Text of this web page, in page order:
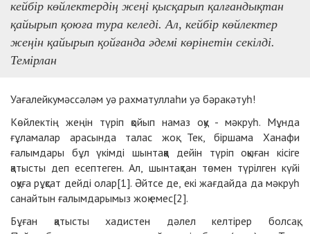
кейбір көйлектердің жеңі қысқарып қалғандықтан
қайырып қоюға тура келеді. Ал, кейбір көйлектер
жеңін қайырып қойғанда əдемі көрінетін секілді.
Темірлан
Уағалейкумәссәләм уә рахматуллаһи уә бәракәтуһ!
Көйлектің жеңін түріп қойып намаз оқу - мәкруһ. Мұнда
ғұламалар арасында талас жоқ. Тек, біршама Ханафи
ғалымдары бұл үкімді шынтаққа дейін түріп оқыған кісіге
қатысты деп есептеген. Ал, шынтақтан төмен түрілген күйі
оқуға рұқсат дейді олар[1]. Әйтсе де, екі жағдайда да мәкруһ
санайтын ғалымдарымыз жоқ емес[2].
Бұған қатысты хадистен дәлел келтірер болсақ,